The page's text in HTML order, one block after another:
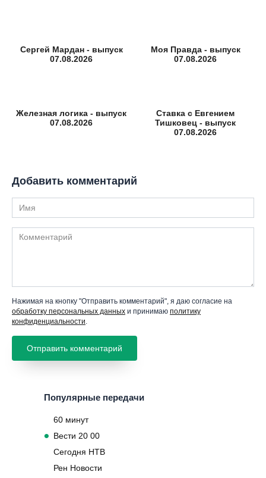
Сергей Мардан - выпуск
07.08.2026
Моя Правда - выпуск
07.08.2026
Железная логика - выпуск
07.08.2026
Ставка с Евгением
Тишковец - выпуск
07.08.2026
Добавить комментарий
Имя
Комментарий
Нажимая на кнопку "Отправить комментарий", я даю согласие на
обработку персональных данных и принимаю политику
конфиденциальности.
Популярные передачи
60 минут
Вести 20 00
Сегодня НТВ
Рен Новости